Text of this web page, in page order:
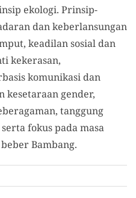
ekologi. Prinsip-
dan keberlansungan
keadilan sosial dan
kekerasan,
komunikasi dan
kesetaraan gender,
tanggung
fokus pada masa
Bambang.